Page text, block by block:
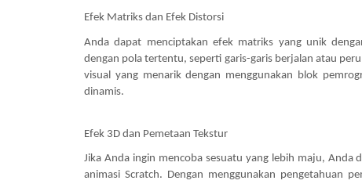
Efek Matriks dan Efek Distorsi
Anda dapat menciptakan efek matriks yang unik
dengan pola tertentu, seperti garis-garis berjalan atau
visual yang menarik dengan menggunakan blok
dinamis.
Efek 3D dan Pemetaan Tekstur
Jika Anda ingin mencoba sesuatu yang lebih maju,
animasi Scratch. Dengan menggunakan pengetahuan